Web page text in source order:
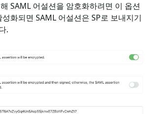
SAML 어설션을 암호화하려면 이 옵션
화되면 SAML 어설션은 SP로 보내지기
.